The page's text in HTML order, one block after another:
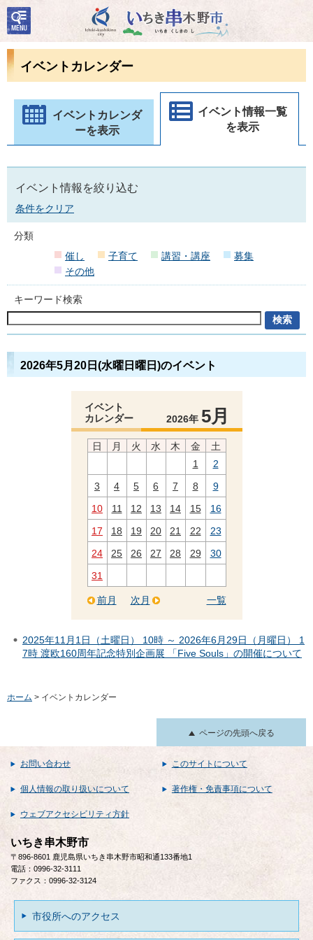
いちき串木野市
検
索・
共通
ューイベントカレンダー
イベントカレンダ
ーを表示
イベント情報一覧
を表示
イベント情報を絞り込む
条件をクリア
分類
催し
子育て 講習・講座
募集
その他
キーワード検索
2026年5月20日(水曜日曜日)のイベント
イベント
カレンダー
2026年 5月
日 月 火 水 木 金
土
1
2
3
4 5 6 7 8
9
10
11 12 13 14 15
16
17
18 19 20 21 22
23
24
25 26 27 28 29
30
31
前月 一覧
次月
2025年11月1日（土曜日） 10時 ～ 2026年6月29日（月曜日） 1
7時 渡欧160周年記念特別企画展 「Five Souls」の開催について
ホーム > イベントカレンダー
ページの先頭へ戻る
お問い合わせ このサイトについて
個人情報の取り扱いについて 著作権・免責事項について
ウェブアクセシビリティ方針
いちき串木野市
〒896-8601 鹿児島県いちき串木野市昭和通133番地1
電話：0996-32-3111
ファクス：0996-32-3124
市役所へのアクセス